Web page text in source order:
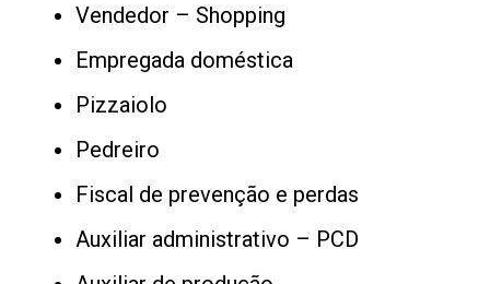
Vendedor – Shopping
Empregada doméstica
Pizzaiolo
Pedreiro
Fiscal de prevenção e perdas
Auxiliar administrativo – PCD